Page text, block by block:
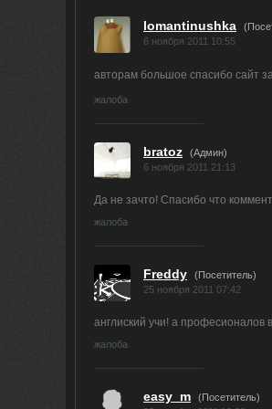
lomantinushka
6 ноября 2011 10:55
авторам большое спасибо сайт
жалоба
bratoz (Админ)
6 ноября 2011 21:13
Да не зачто! Спасибо что
жалоба
Freddy
(Посетитель)
25 ноября 2011 07:42
англиский учи! а професионалов
жалоба
easy_m
(Посетитель)